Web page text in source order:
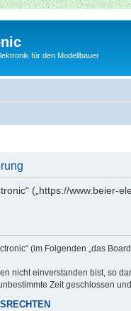
für den Modellbauer
(„https://
(im Folgenden „das
nicht einverstanden bist, so
Zeit geschlossen